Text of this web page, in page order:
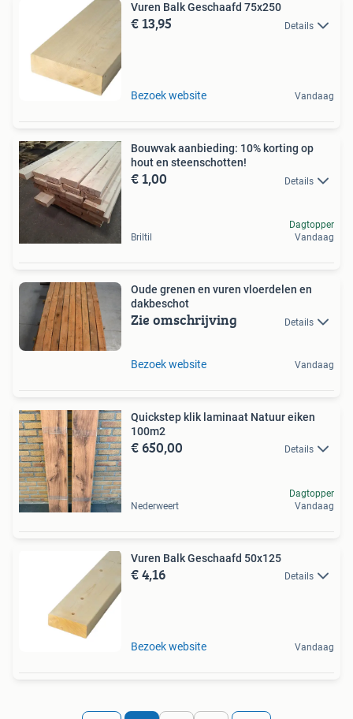
Vuren Balk Geschaafd 75x250
€ 13,95 Details
Bezoek website Vandaag
Bouwvak aanbieding: 10% korting op
hout en steenschotten!
€ 1,00 Details
Briltil
Dagtopper
Vandaag
Oude grenen en vuren vloerdelen en
dakbeschot
Zie omschrijving Details
Bezoek website Vandaag
Quickstep klik laminaat Natuur eiken
100m2
€ 650,00 Details
Nederweert
Dagtopper
Vandaag
Vuren Balk Geschaafd 50x125
€ 4,16 Details
Bezoek website Vandaag